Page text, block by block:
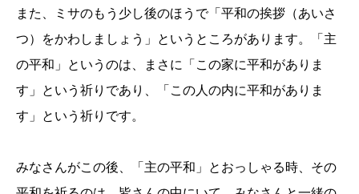
また、ミサのもう少し後のほうで「平和の挨拶（あいさ
つ）をかわしましょう」というところがあります。「主
の平和」というのは、まさに「この家に平和がありま
す」という祈りであり、「この人の内に平和がありま
す」という祈りです。
みなさんがこの後、「主の平和」とおっしゃる時、その